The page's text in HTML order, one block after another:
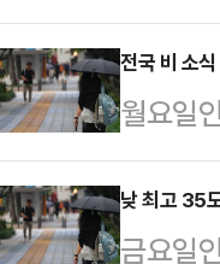
한 강한
전, 수
수도권,
20~80
전북,
전국 비 소
월요일
기가 내
로 최고
강수량
낮 최고 35
금요일